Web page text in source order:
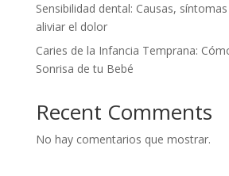
Sensibilidad dental: Causas,
aliviar el dolor
Caries de la Infancia Temprana:
Sonrisa de tu Bebé
Recent Comments
No hay comentarios que mostrar.